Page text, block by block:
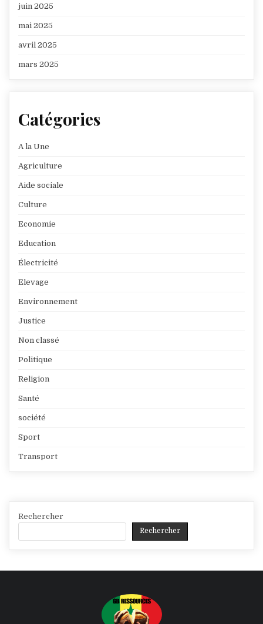
juin 2025
mai 2025
avril 2025
mars 2025
Catégories
A la Une
Agriculture
Aide sociale
Culture
Economie
Education
Électricité
Elevage
Environnement
Justice
Non classé
Politique
Religion
Santé
société
Sport
Transport
Rechercher
Rechercher